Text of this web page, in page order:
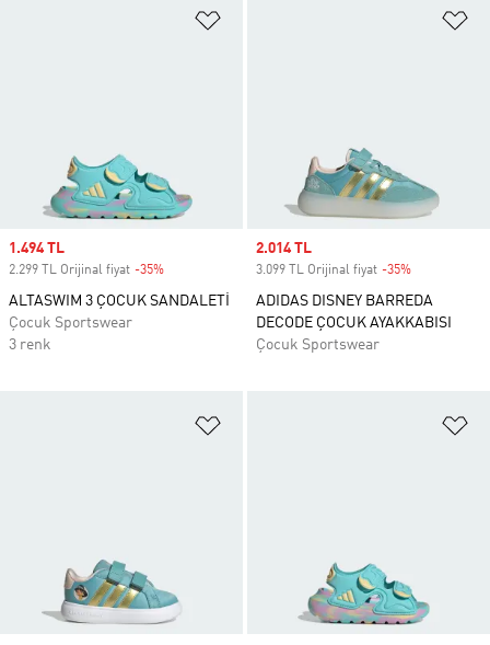
Sale price
1.494 TL
2.299 TL Orijinal fiyat -35%
ALTASWIM 3 ÇOCUK SANDALETİ
Çocuk Sportswear
3 renk
Sale price
2.014 TL
3.099 TL Orijinal fiyat -35%
ADIDAS DISNEY BARREDA
DECODE ÇOCUK AYAKKABISI
Çocuk Sportswear